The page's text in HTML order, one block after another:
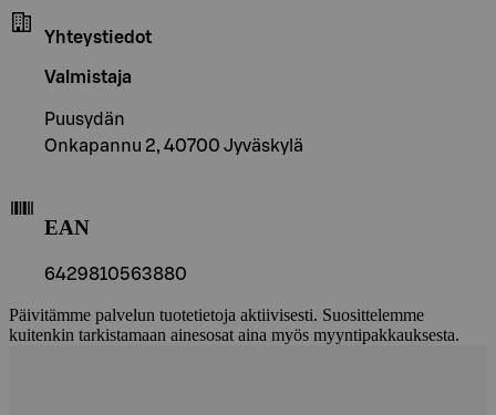
Yhteystiedot
Valmistaja
Puusydän
Onkapannu 2, 40700 Jyväskylä
EAN
6429810563880
Päivitämme palvelun tuotetietoja aktiivisesti. Suosittelemme
kuitenkin tarkistamaan ainesosat aina myös myyntipakkauksesta.